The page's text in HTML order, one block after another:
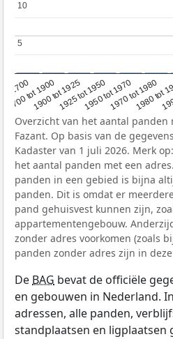
1700
1700 tot 1900
1900 tot 19251925 tot 19501950 tot 19701970 tot 1980
1980 tot
5
5
10
10
Overzicht van het aantal panden
Fazant. Op basis van de
Kadaster van 1 juli 2026. Merk
het aantal panden met een
panden in een gebied is bijna
panden. Dit is omdat er
pand gehuisvest kunnen zijn,
appartementengebouw.
zonder adres voorkomen (zoals
panden zonder adres zijn in
De BAG bevat de officiële
en gebouwen in Nederland.
adressen, alle panden,
standplaatsen en ligplaatsen